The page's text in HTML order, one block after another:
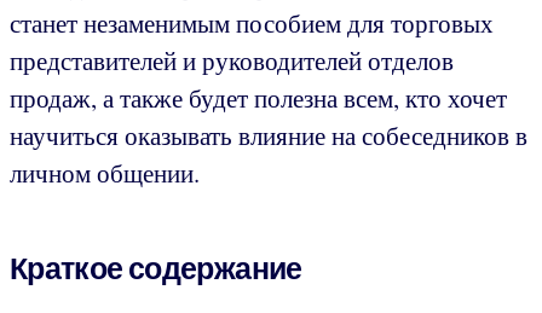
станет незаменимым пособием для торговых
представителей и руководителей отделов
продаж, а также будет полезна всем, кто хочет
научиться оказывать влияние на собеседников в
личном общении.
Краткое содержание